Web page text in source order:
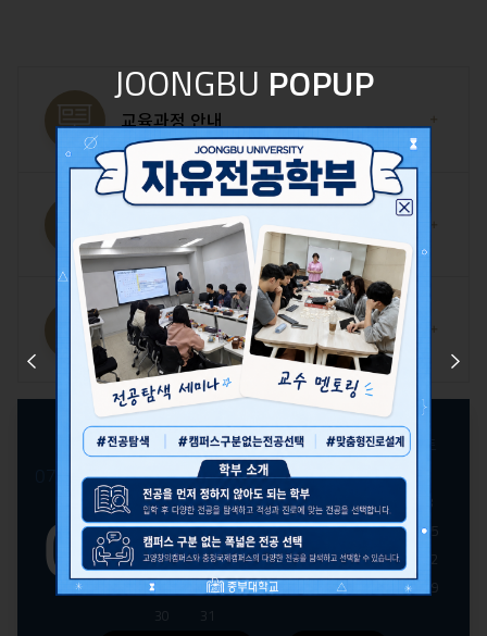
JOONGBU POPUP
Prev Next
교육과정 안내
교과목 개요
졸업 후 진로
2026
08. 09.
08
년
08
월
일 월 화 수 목 금
2
3 4 5 6 7
8
9
10 11 12 13 14
15
16
17 18 19 20 21
22
23
24 25 26 27 28
29
30
31